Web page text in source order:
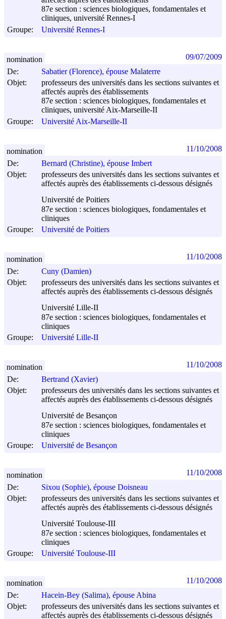
87e section : sciences biologiques, fondamentales et
cliniques, université Rennes-I
Groupe:
Université Rennes-I
De:
Sabatier (Florence), épouse Malaterre
Objet:
professeurs des universités dans les sections suivantes et
affectés auprès des établissements
87e section : sciences biologiques, fondamentales et
cliniques, université Aix-Marseille-II
Groupe:
Université Aix-Marseille-II
nomination 09/07/2009
De:
Bernard (Christine), épouse Imbert
Objet:
professeurs des universités dans les sections suivantes et
affectés auprès des établissements ci-dessous désignés
Université de Poitiers
87e section : sciences biologiques, fondamentales et
cliniques
Groupe:
Université de Poitiers
nomination 11/10/2008
De:
Cuny (Damien)
Objet:
professeurs des universités dans les sections suivantes et
affectés auprès des établissements ci-dessous désignés
Université Lille-II
87e section : sciences biologiques, fondamentales et
cliniques
Groupe:
Université Lille-II
nomination 11/10/2008
De:
Bertrand (Xavier)
Objet:
professeurs des universités dans les sections suivantes et
affectés auprès des établissements ci-dessous désignés
Université de Besançon
87e section : sciences biologiques, fondamentales et
cliniques
Groupe:
Université de Besançon
nomination 11/10/2008
De:
Sixou (Sophie), épouse Doisneau
Objet:
professeurs des universités dans les sections suivantes et
affectés auprès des établissements ci-dessous désignés
Université Toulouse-III
87e section : sciences biologiques, fondamentales et
cliniques
Groupe:
Université Toulouse-III
nomination 11/10/2008
De:
Hacein-Bey (Salima), épouse Abina
Objet:
professeurs des universités dans les sections suivantes et
affectés auprès des établissements ci-dessous désignés
nomination 11/10/2008